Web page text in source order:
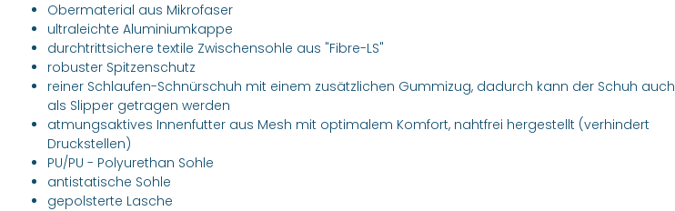
Obermaterial aus Mikrofaser
ultraleichte Aluminiumkappe
durchtrittsichere textile Zwischensohle aus "Fibre-LS"
robuster Spitzenschutz
reiner Schlaufen-Schnürschuh mit einem zusätzlichen Gummizug, dadurch kann der Schuh auch
als Slipper getragen werden
atmungsaktives Innenfutter aus Mesh mit optimalem Komfort, nahtfrei hergestellt (verhindert
Druckstellen)
PU/PU - Polyurethan Sohle
antistatische Sohle
gepolsterte Lasche